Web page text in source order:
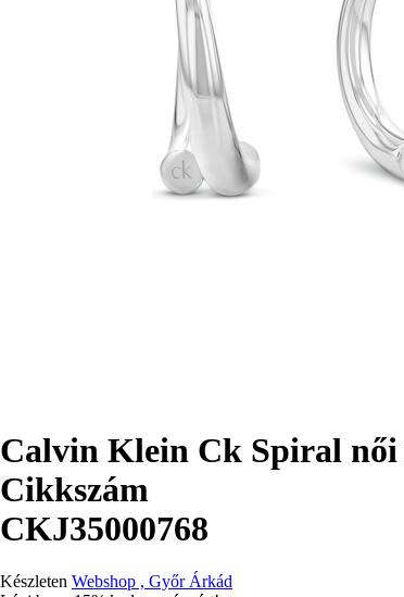
Calvin Klein Ck Spiral női
Cikkszám
CKJ35000768
Készleten Webshop , Győr Árkád